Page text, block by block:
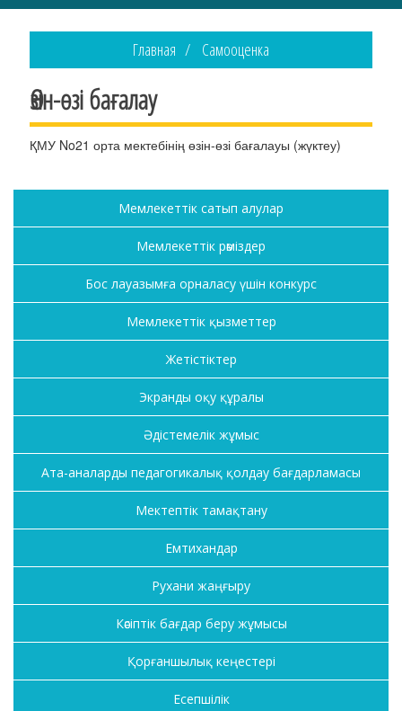
Главная Самооценка
Өзін-өзі бағалау
ҚМУ No21 орта мектебінің өзін-өзі бағалауы (жүктеу)
Мемлекеттік сатып алулар
Мемлекеттік рәміздер
Бос лауазымға орналасу үшін конкурс
Мемлекеттік қызметтер
Жетістіктер
Экранды оқу құралы
Әдістемелік жұмыс
Ата-аналарды педагогикалық қолдау бағдарламасы
Мектептік тамақтану
Емтихандар
Рухани жаңғыру
Кәсіптік бағдар беру жұмысы
Қорғаншылық кеңестері
Есепшілік